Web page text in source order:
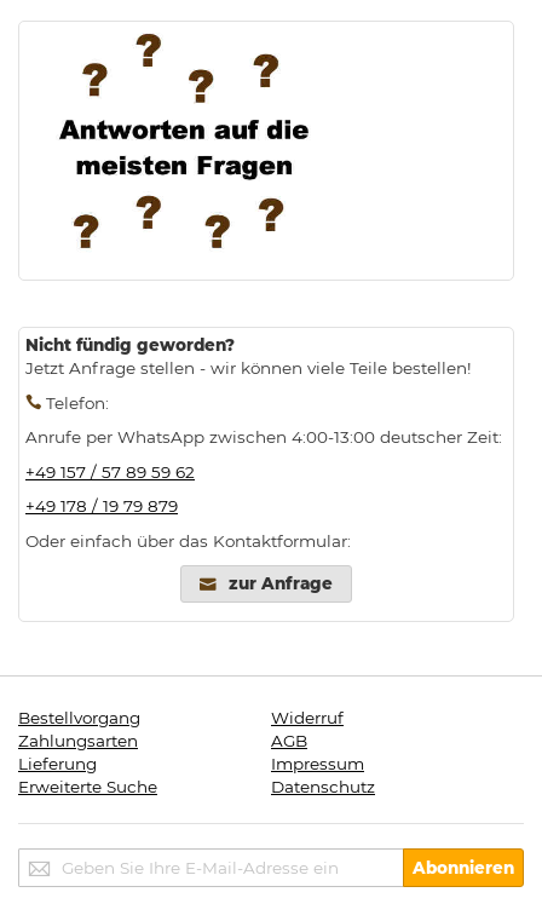
Nicht fündig geworden?
Jetzt Anfrage stellen - wir können viele Teile bestellen!
Telefon:
Anrufe per WhatsApp zwischen 4:00-13:00 deutscher Zeit:
+49 157 / 57 89 59 62
+49 178 / 19 79 879
Oder einfach über das Kontaktformular:
zur Anfrage
Bestellvorgang
Zahlungsarten
Lieferung
Erweiterte Suche
Widerruf
AGB
Impressum
Datenschutz
Melden
Sie
Abonnieren